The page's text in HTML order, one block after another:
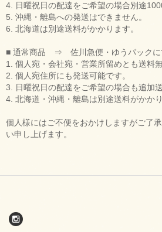
4. 日曜祝日の配達をご希望の場合別途
5. 沖縄・離島への発送はできません。
6. 北海道は別途送料がかかります。
■ 通常商品 ⇒ 佐川急便・ゆうパックに
1. 個人宛・会社宛・営業所留めとも送料無
2. 個人宛住所にも発送可能です。
3. 日曜祝日の配達をご希望の場合も追加
4. 北海道・沖縄・離島は別途送料がかかり
個人様にはご不便をおかけしますがご了
い申し上げます。